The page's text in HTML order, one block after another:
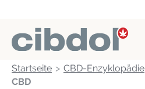
Startseite
CBD-Enzyklopädie
CBD